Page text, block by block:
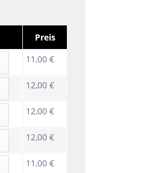
Preis
11,00 €
12,00 €
12,00 €
12,00 €
11,00 €